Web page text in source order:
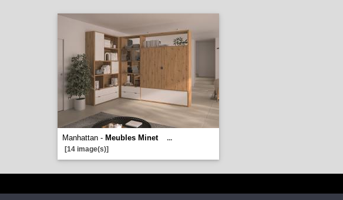
Manhattan - Meubles Minet
...
[14 image(s)]